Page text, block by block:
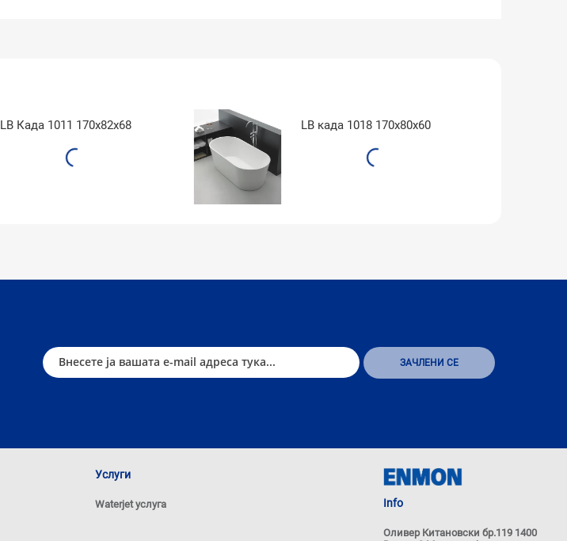
LB Када 1011 170x82x68 LB када 1018 170x80x60
Услуги
Waterjet услуга Info
Оливер Китановски бр.119 1400